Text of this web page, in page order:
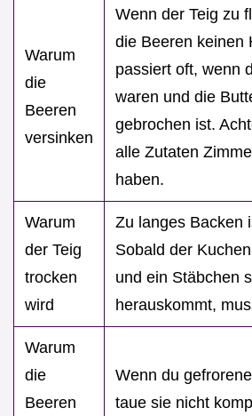
Warum
die
Beeren
versinken
Wenn der Teig zu
die Beeren keinen
passiert oft, wenn
waren und die
gebrochen ist.
alle Zutaten
haben.
Warum
der Teig
trocken
wird
Zu langes Backen
Sobald der
und ein Stäbchen
herauskommt,
Warum
die
Beeren
Wenn du
taue sie nicht